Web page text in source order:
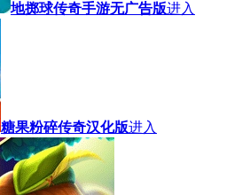
地掷球传奇手游无广告版进入
糖果粉碎传奇汉化版进入